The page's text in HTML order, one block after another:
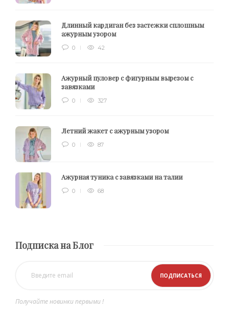
Длинный кардиган без застежки сплошным
ажурным узором
0 42
Ажурный пуловер с фигурным вырезом с
завязками
0 327
Летний жакет с ажурным узором
0 87
Ажурная туника с завязками на талии
0 68
Подписка на Блог
Получайте новинки первыми !